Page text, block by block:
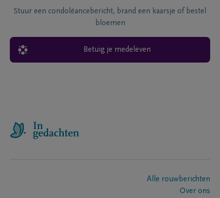
Stuur een condoléancebericht, brand een kaarsje of bestel
bloemen
Betuig je medeleven
Alle rouwberichten
Over ons